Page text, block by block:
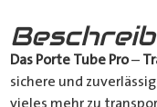
Das Porte Tube Pro–
sichere und
vieles mehr zu